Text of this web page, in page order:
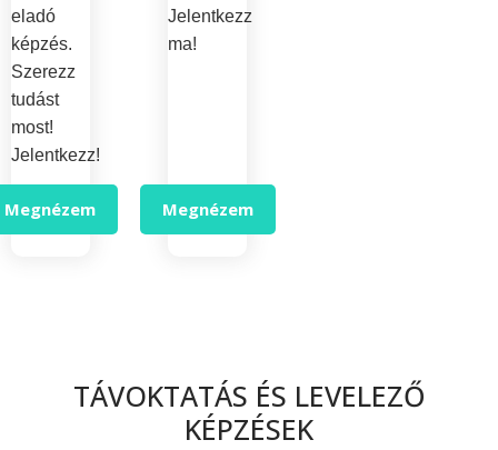
eladó
képzés.
Szerezz
tudást
most!
Jelentkezz!
Megnézem
Jelentkezz
ma!
Megnézem
TÁVOKTATÁS ÉS LEVELEZŐ
KÉPZÉSEK